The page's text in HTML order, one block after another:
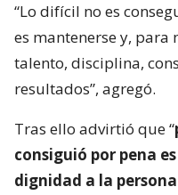
“Lo difícil no es
es mantenerse y, para
talento, disciplina,
resultados”, agregó.
Tras ello advirtió que “
consiguió por pena
dignidad a la